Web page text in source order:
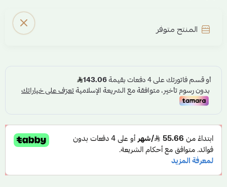
المنتج متوفر